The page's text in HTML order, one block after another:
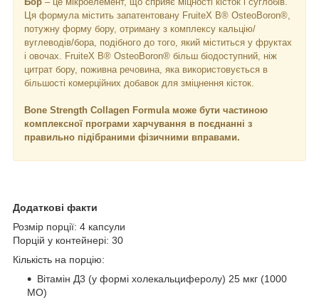
Ця формула містить запатентовану FruiteX B® OsteoBoron®,
потужну форму бору, отриману з комплексу кальцію/
вуглеводів/бора, подібного до того, який міститься у фруктах
і овочах. FruiteX B® OsteoBoron® більш біодоступний, ніж
цитрат бору, поживна речовина, яка використовується в
більшості комерційних добавок для зміцнення кісток.
Bone Strength Collagen Formula може бути частиною
комплексної програми харчування в поєднанні з
правильно підібраними фізичними вправами.
Додаткові факти
Розмір порції: 4 капсули
Порцій у контейнері: 30
Кількість на порцію:
Вітамін Д3 (у формі холекальциферолу) 25 мкг (1000
МО)